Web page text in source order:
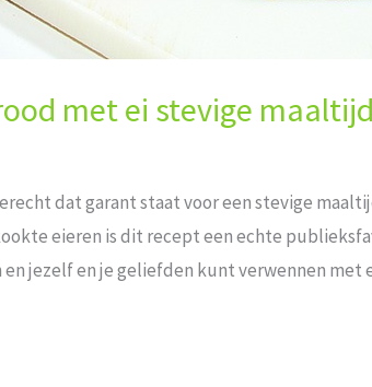
met ei stevige maaltijd
dat garant staat voor ​een stevige
eieren is dit recept een echte⁤
jezelf en ⁤je geliefden kunt verwennen met